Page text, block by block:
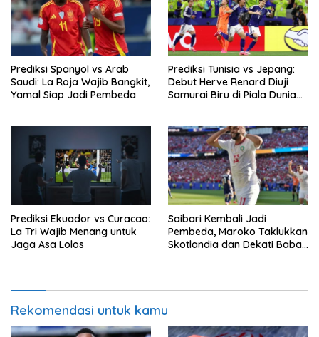
Prediksi Spanyol vs Arab
Saudi: La Roja Wajib Bangkit,
Yamal Siap Jadi Pembeda
Prediksi Tunisia vs Jepang:
Debut Herve Renard Diuji
Samurai Biru di Piala Dunia
Prediksi Ekuador vs Curacao:
La Tri Wajib Menang untuk
Jaga Asa Lolos
Saibari Kembali Jadi
Pembeda, Maroko Taklukkan
Skotlandia dan Dekati Babak
Rekomendasi untuk kamu